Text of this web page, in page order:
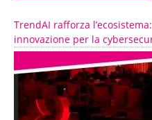
TrendAI rafforza
innovazione per la